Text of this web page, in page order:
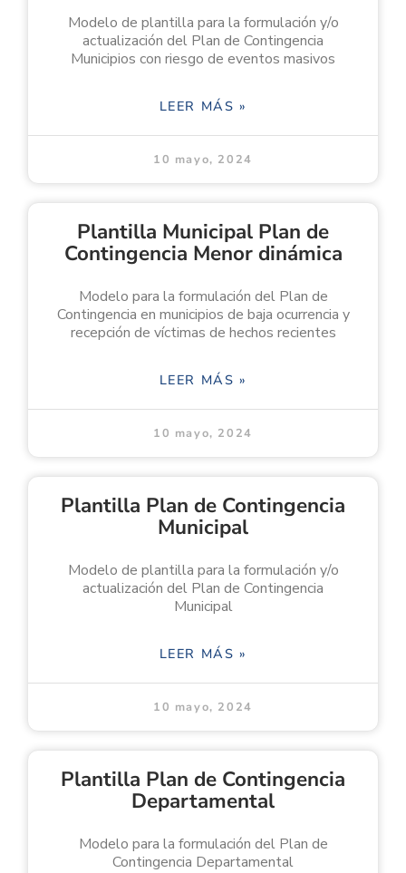
Modelo de plantilla para la formulación y/o
actualización del Plan de Contingencia
Municipios con riesgo de eventos masivos
LEER MÁS »
10 mayo, 2024
Plantilla Municipal Plan de
Contingencia Menor dinámica
Modelo para la formulación del Plan de
Contingencia en municipios de baja ocurrencia y
recepción de víctimas de hechos recientes
LEER MÁS »
10 mayo, 2024
Plantilla Plan de Contingencia
Municipal
Modelo de plantilla para la formulación y/o
actualización del Plan de Contingencia
Municipal
LEER MÁS »
10 mayo, 2024
Plantilla Plan de Contingencia
Departamental
Modelo para la formulación del Plan de
Contingencia Departamental